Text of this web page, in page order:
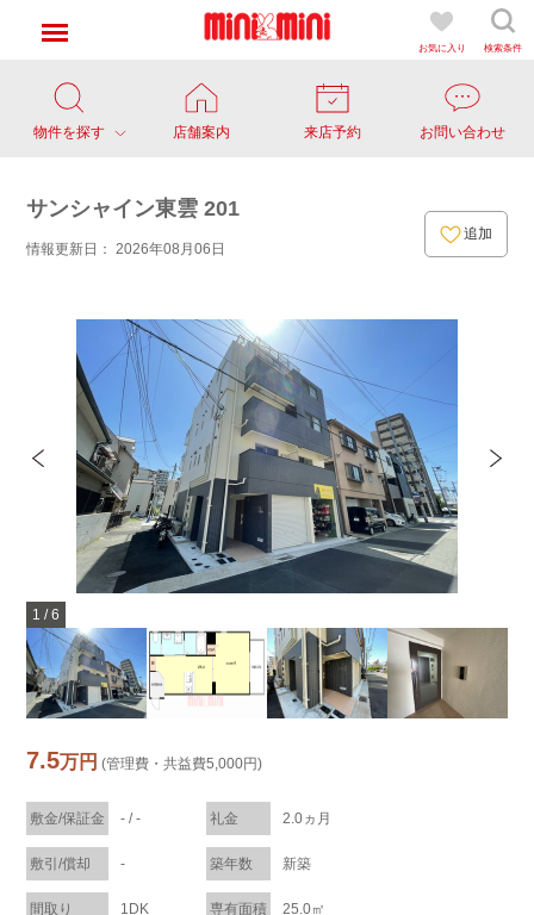
お気に入り 検索条件
物件を探す 店舗案内 来店予約 お問い合わせ
サンシャイン東雲 201
情報更新日： 2026年08月06日
追加
1 /6
7.5万円 (管理費・共益費5,000円)
敷金/保証金 - / - 礼金 2.0ヵ月
敷引/償却 - 築年数 新築
間取り 1DK 専有面積 25.0㎡